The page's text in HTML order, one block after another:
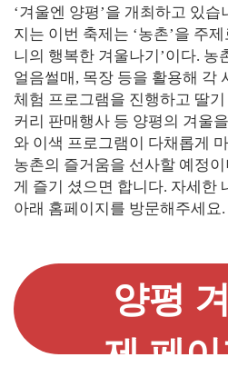
‘겨울엔 양평’을 개최하고 있
지는 이번 축제는 ‘농촌’을 주
니의 행복한 겨울나기’이다. 농
얼음썰매, 목장 등을 활용해 각
체험 프로그램을 진행하고 딸
커리 판매행사 등 양평의 겨울
와 이색 프로그램이 다채롭게
농촌의 즐거움을 선사할 예정
게 즐기 셨으면 합니다. 자세한
아래 홈페이지를 방문해주세요.
양평
제 페